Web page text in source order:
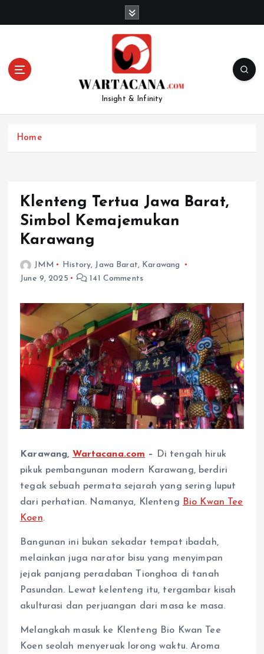
n
Insight & Infinity
Home
Klenteng Tertua Jawa Barat,
Simbol Kemajemukan
Karawang
JMM History, Jawa Barat, Karawang
June 9, 2025
141 Comments
Karawang, Wartacana.com –
Di tengah hiruk
pikuk pembangunan modern Karawang, berdiri
tegak sebuah permata sejarah yang sering luput
dari perhatian. Namanya, Klenteng Bio Kwan Tee
Koen.
Bangunan ini bukan sekadar tempat ibadah,
melainkan juga narator bisu yang menyimpan
jejak panjang peradaban Tionghoa di tanah
Pasundan. Lewat kelenteng itu, tergambar kisah
akulturasi dan perjuangan dari masa ke masa.
Melangkah masuk ke Klenteng Bio Kwan Tee
Koen seolah menyeruak lorong waktu. Aroma